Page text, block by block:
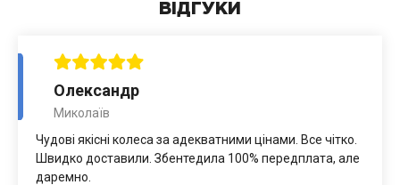
ВІДГУКИ
Олександр
Миколаїв
Чудові якісні колеса за адекватними цінами. Все чітко.
Швидко доставили. Збентедила 100% передплата, але
даремно.